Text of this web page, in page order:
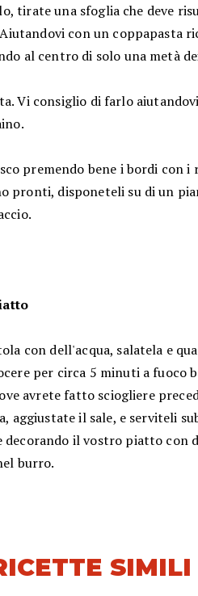
tirate una sfoglia che deve
con un coppapasta
al centro di solo una metà
Vi consiglio di farlo
premendo bene i bordi con i
pronti, disponeteli su di un
con dell'acqua, salatela e
per circa 5 minuti a fuoco
avrete fatto sciogliere
aggiustate il sale, e serviteli
decorando il vostro piatto con
burro.
SIMILI